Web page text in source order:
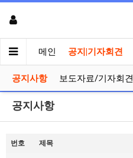
메인 공지|기자회견
공지사항 보도자료/기자회견
공지사항
번호 제목